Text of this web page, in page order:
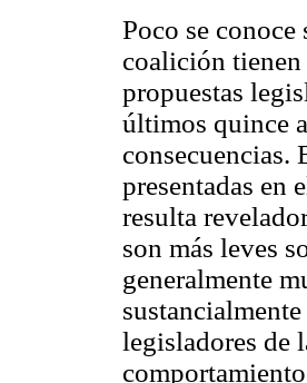
Poco se
coalición tienen
propuestas
últimos quince
consecuencias.
presentadas en
resulta
son más leves
generalmente
legisladores de